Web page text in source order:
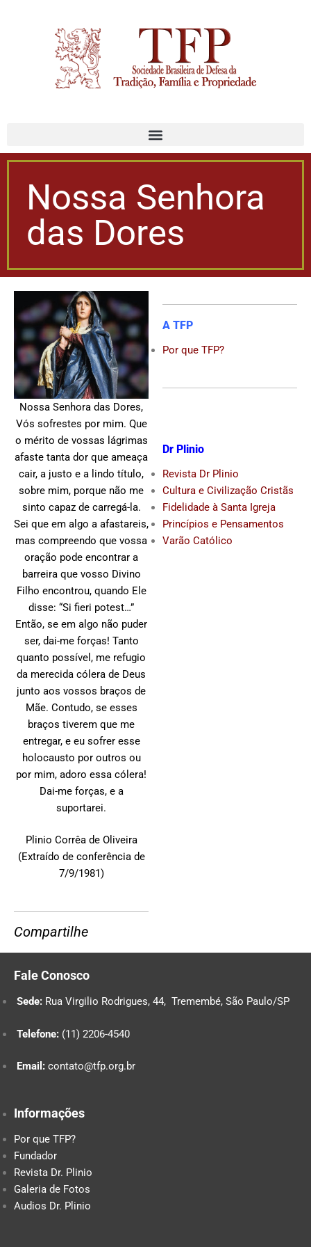
Nossa Senhora
das Dores
Nossa Senhora das Dores,
Vós sofrestes por mim. Que
o mérito de vossas lágrimas
afaste tanta dor que ameaça
cair, a justo e a lindo título,
sobre mim, porque não me
sinto capaz de carregá-la.
Sei que em algo a afastareis,
mas compreendo que vossa
oração pode encontrar a
barreira que vosso Divino
Filho encontrou, quando Ele
disse: “Si fieri potest…”
Então, se em algo não puder
ser, dai-me forças! Tanto
quanto possível, me refugio
da merecida cólera de Deus
junto aos vossos braços de
Mãe. Contudo, se esses
braços tiverem que me
entregar, e eu sofrer esse
holocausto por outros ou
por mim, adoro essa cólera!
Dai-me forças, e a
suportarei.
Plinio Corrêa de Oliveira
(Extraído de conferência de
7/9/1981)
Compartilhe
A TFP
Por que TFP?
Dr Plinio
Revista Dr Plinio
Cultura e Civilização Cristãs
Fidelidade à Santa Igreja
Princípios e Pensamentos
Varão Católico
Fale Conosco
Sede: Rua Virgilio Rodrigues, 44, Tremembé, São Paulo/SP
Telefone: (11) 2206-4540
Email: contato@tfp.org.br
Informações
Por que TFP?
Fundador
Revista Dr. Plinio
Galeria de Fotos
Audios Dr. Plinio